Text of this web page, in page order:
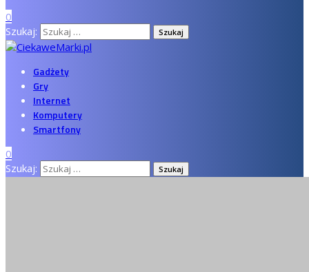
0
Szukaj:
Gadżety
Gry
Internet
Komputery
Smartfony
0
Szukaj: